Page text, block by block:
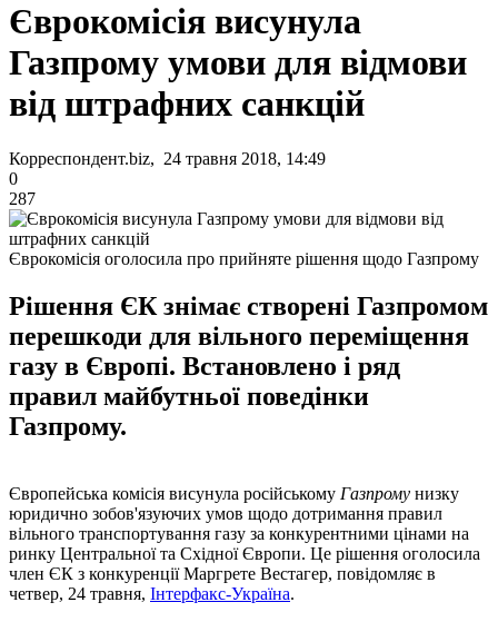
Єврокомісія висунула
Газпрому умови для відмови
від штрафних санкцій
Корреспондент.biz, 24 травня 2018, 14:49
0
287
Єврокомісія оголосила про прийняте рішення щодо Газпрому
Рішення ЄК знімає створені Газпромом
перешкоди для вільного переміщення
газу в Європі. Встановлено і ряд
правил майбутньої поведінки
Газпрому.
Європейська комісія висунула російському Газпрому низку
юридично зобов'язуючих умов щодо дотримання правил
вільного транспортування газу за конкурентними цінами на
ринку Центральної та Східної Європи. Це рішення оголосила
член ЄК з конкуренції Маргрете Вестагер, повідомляє в
четвер, 24 травня, Інтерфакс-Україна.